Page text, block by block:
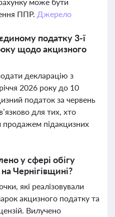
ППР. Джерело
податку 3-ї
щодо акцизного
декларацію з
2026 року до 10
податок за червень
для тих, хто
продажем підакцизних
у сфері обігу
Чернігівщині?
які реалізовували
акцизного податку та
Вилучено